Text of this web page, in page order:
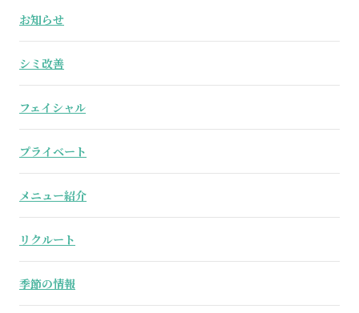
お知らせ
シミ改善
フェイシャル
プライベート
メニュー紹介
リクルート
季節の情報